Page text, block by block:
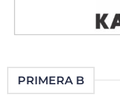
PRIMERA B